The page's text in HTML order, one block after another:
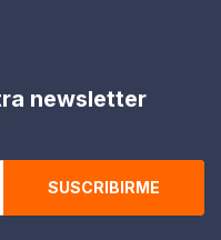
newsletter
SUSCRIBIRME